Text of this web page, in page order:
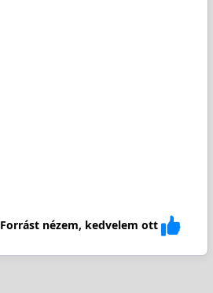
Forrást nézem, kedvelem ott